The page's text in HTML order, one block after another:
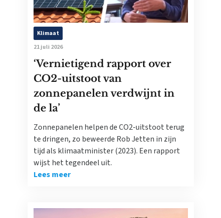
Klimaat
21 juli 2026
‘Vernietigend rapport over
CO2-uitstoot van
zonnepanelen verdwijnt in
de la’
Zonnepanelen helpen de CO2-uitstoot terug
te dringen, zo beweerde Rob Jetten in zijn
tijd als klimaatminister (2023). Een rapport
wijst het tegendeel uit.
Lees meer